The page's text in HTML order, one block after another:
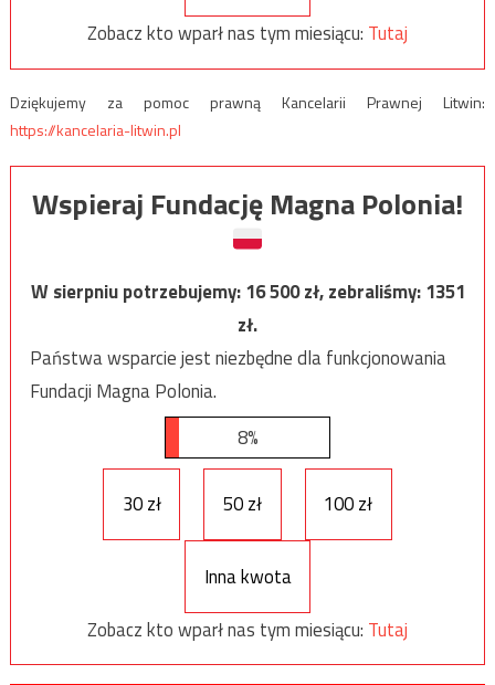
Zobacz kto wparł nas tym miesiącu: Tutaj
Dziękujemy za pomoc prawną Kancelarii Prawnej Litwin:
https://kancelaria-litwin.pl
Wspieraj Fundację Magna Polonia!
W sierpniu potrzebujemy:16 500zł, zebraliśmy:1351
zł.
Państwa wsparcie jest niezbędne dla funkcjonowania
Fundacji Magna Polonia.
8%
30 zł 50 zł 100 zł
Inna kwota
Zobacz kto wparł nas tym miesiącu: Tutaj